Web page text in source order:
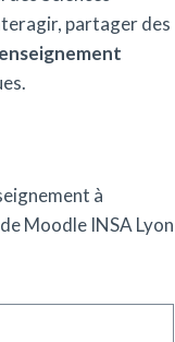
partager des
à
Moodle INSA Lyon